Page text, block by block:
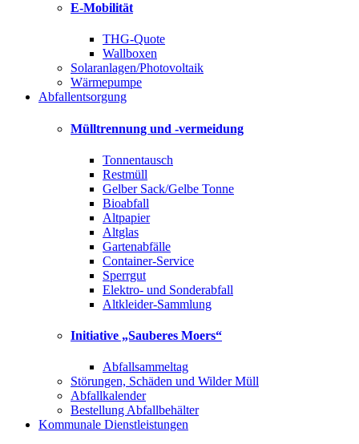
E-Mobilität
THG-Quote
Wallboxen
Solaranlagen/Photovoltaik
Wärmepumpe
Abfallentsorgung
Mülltrennung und -vermeidung
Tonnentausch
Restmüll
Gelber Sack/Gelbe Tonne
Bioabfall
Altpapier
Altglas
Gartenabfälle
Container-Service
Sperrgut
Elektro- und Sonderabfall
Altkleider-Sammlung
Initiative „Sauberes Moers“
Abfallsammeltag
Störungen, Schäden und Wilder Müll
Abfallkalender
Bestellung Abfallbehälter
Kommunale Dienstleistungen